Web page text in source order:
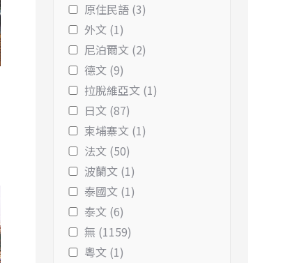
原住民語 (3)
外文 (1)
尼泊爾文 (2)
德文 (9)
拉脫維亞文 (1)
日文 (87)
柬埔寨文 (1)
法文 (50)
波蘭文 (1)
泰國文 (1)
泰文 (6)
無 (1159)
粵文 (1)